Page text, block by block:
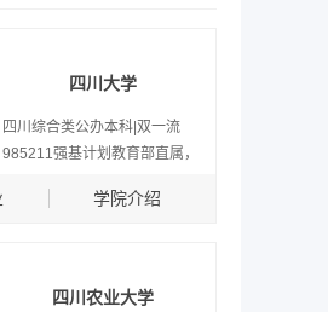
四川大学
四川综合类公办本科|双一流
985211强基计划教育部直属，
学院介绍
四川农业大学